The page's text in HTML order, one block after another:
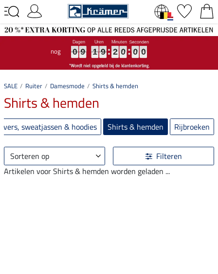
nog 0
0
0
0 9
9
9
9 1
1
1
1 9
9
9
9 1
2 9
0 5
0 9
0
SALE Ruiter Damesmode Shirts & hemden
Shirts & hemden
sweatjassen & hoodies Shirts & hemden Rijbroeken
Sorteren op Filteren